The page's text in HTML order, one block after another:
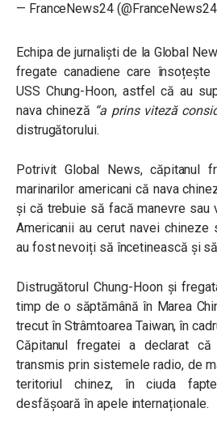
— FranceNews24
Echipa de jurnaliști de la Global
fregate canadiene care însoțește
USS Chung-Hoon, astfel că au
nava chineză “a prins viteză
distrugătorului.
Potrivit Global News, căpitanul
marinarilor americani că nava
și că trebuie să facă manevre sau
Americanii au cerut navei
au fost nevoiți să încetinească și
Distrugătorul Chung-Hoon și
timp de o săptămână în Marea
trecut în Strâmtoarea Taiwan, în
Căpitanul fregatei a declarat
transmis prin sistemele radio, de
teritoriul chinez, în ciuda
desfășoară în apele internaționale.